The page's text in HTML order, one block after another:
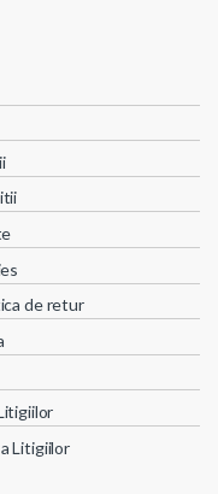
de retur
Litigiilor